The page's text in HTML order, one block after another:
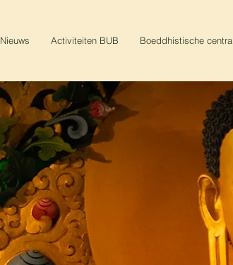
Nieuws Activiteiten BUB Boeddhistische centra